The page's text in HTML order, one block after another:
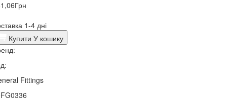
Грн
1-4 дні
Купити У кошику
Fittings